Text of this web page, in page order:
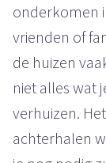
onderkomen
vrienden of
de huizen
niet alles wat
verhuizen.
achterhalen